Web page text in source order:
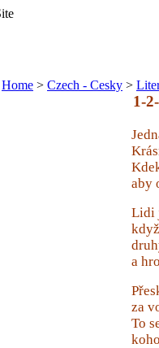
Home > Czech - Cesky >
1-
aby
Lidi
a
za
To